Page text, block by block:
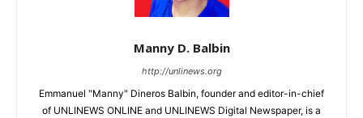
Manny D. Balbin
http://unlinews.org
Emmanuel "Manny" Dineros Balbin, founder and editor-in-chief
of UNLINEWS ONLINE and UNLINEWS Digital Newspaper, is a